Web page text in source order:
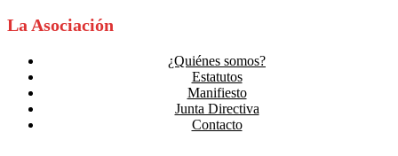
La Asociación
¿Quiénes somos?
Estatutos
Manifiesto
Junta Directiva
Contacto